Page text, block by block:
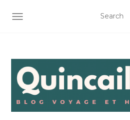
OUVRIR/FERMER LA